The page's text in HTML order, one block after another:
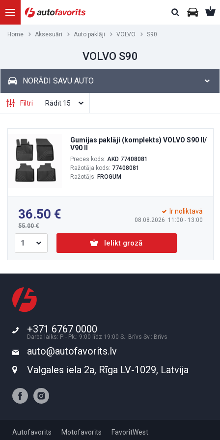
Home Aksesuāri Auto paklāji VOLVO S90
VOLVO S90
NORĀDI SAVU AUTO
Filtri
Gumijas paklāji (komplekts) VOLVO S90 II/
V90 II
Preces kods: AKD 77408081
Ražotāja kods: 77408081
Ražotājs: FROGUM
36.50
55.00
08.08.2026 11:00 - 13:00
Ir noliktavā
Ielikt grozā
+371 6767 0000
Darba laiks: P. - Pk.: 9:00 līdz 19:00 S.: Brīvs Sv.: Brīvs
auto@autofavorits.lv
Valgales iela 2a, Rīga LV-1029, Latvija
Autofavorīts Motofavorīts FavoritWest